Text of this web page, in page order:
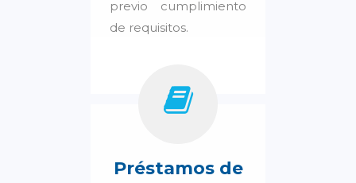
previo cumplimiento
de requisitos.
Préstamos de